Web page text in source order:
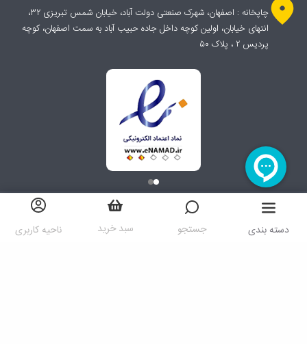
دسته بندی جستجو سبد خرید ناحیه کاربری
چاپخانه : اصفهان، شهرک صنعتی دولت آباد، خیابان شمس تبریزی ۳۲،
انتهای خیابان، اولین کوچه داخل جاده حبیب آباد به سمت اصفهان، کوچه
پردیس ۲ ، پلاک ۵۰